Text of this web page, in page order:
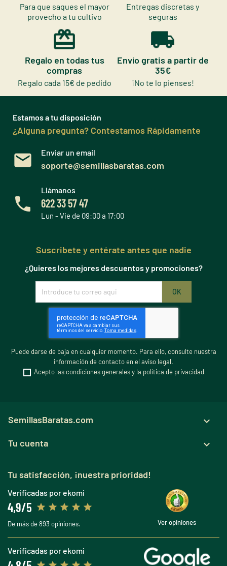
Para que saques el mayor
provecho a tu cultivo
Entregas discretas y
seguras
Regalo en todas tus
compras
Regalo cada 15€ de pedido
Envío gratis a partir de
35€
¡No te lo pienses!
Estamos a tu disposición
¿Alguna pregunta? Contestamos Rápidamente
Enviar un email
soporte@semillasbaratas.com
Llámanos
622 33 57 47
Lun - Vie de 09:00 a 17:00
Suscribete y entérate antes que nadie
¿Quieres los mejores descuentos y promociones?
Puede darse de baja en cualquier momento. Para ello, consulte nuestra
información de contacto en el aviso legal.
Acepto las condiciones generales y la política de privacidad
SemillasBaratas.com 
Tu cuenta 
Tu satisfacción, ¡nuestra prioridad!
Verificadas por ekomi
4,9/5
De más de 893 opiniones. Ver opiniones
Verificadas por ekomi